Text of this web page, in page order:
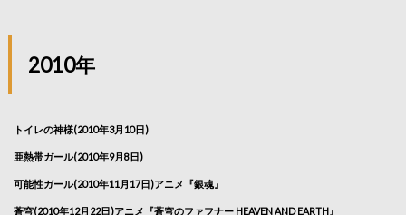
2010年
トイレの神様(2010年3月10日)
亜熱帯ガール(2010年9月8日)
可能性ガール(2010年11月17日)アニメ『銀魂』
蒼穹(2010年12月22日)アニメ『蒼穹のファフナー HEAVEN AND EARTH』